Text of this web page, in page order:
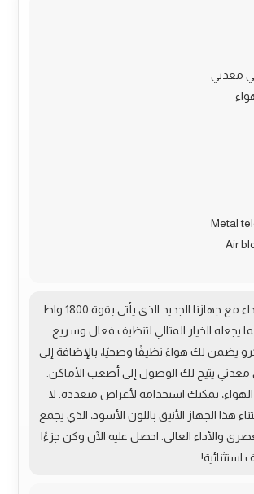
معدني
اكتشف قوة الأداء مع جهازنا الجديد الذي يأتي بقوة 1800 واط
لتر، مما يجعله الخيار المثالي لتنظيف فعال وسريع.
يضمن لك هواءً نظيفًا وصحيًا، بالإضافة إلى
معدني يتيح لك الوصول إلى أصعب الأماكن.
يمكنك استخدامه لأغراض متعددة. لا
هذا الجهاز الأنيق باللون الأسود، الذي يجمع
والأداء العالي. احصل عليه الآن وكن جزءًا